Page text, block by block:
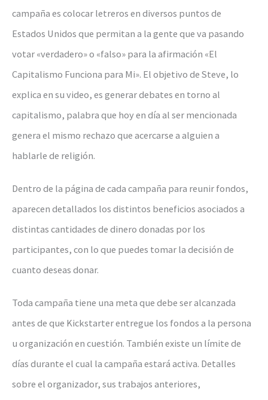
campaña es colocar letreros en diversos puntos de
Estados Unidos que permitan a la gente que va pasando
votar «verdadero» o «falso» para la afirmación «El
Capitalismo Funciona para Mi». El objetivo de Steve, lo
explica en su video, es generar debates en torno al
capitalismo, palabra que hoy en día al ser mencionada
genera el mismo rechazo que acercarse a alguien a
hablarle de religión.
Dentro de la página de cada campaña para reunir fondos,
aparecen detallados los distintos beneficios asociados a
distintas cantidades de dinero donadas por los
participantes, con lo que puedes tomar la decisión de
cuanto deseas donar.
Toda campaña tiene una meta que debe ser alcanzada
antes de que Kickstarter entregue los fondos a la persona
u organización en cuestión. También existe un límite de
días durante el cual la campaña estará activa. Detalles
sobre el organizador, sus trabajos anteriores,